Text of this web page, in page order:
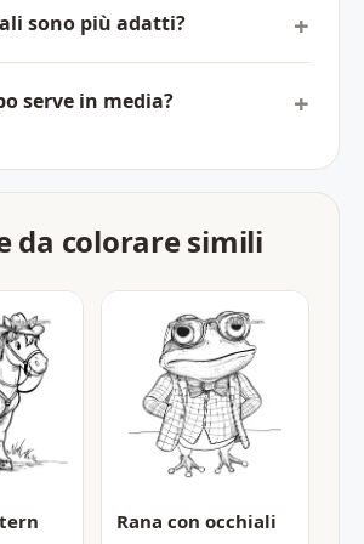
sono più adatti?
serve in media?
da colorare simili
Rana con occhiali